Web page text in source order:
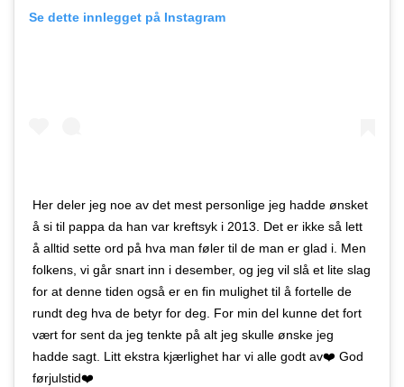
Se dette innlegget på Instagram
Her deler jeg noe av det mest personlige jeg hadde ønsket
å si til pappa da han var kreftsyk i 2013. Det er ikke så lett
å alltid sette ord på hva man føler til de man er glad i. Men
folkens, vi går snart inn i desember, og jeg vil slå et lite slag
for at denne tiden også er en fin mulighet til å fortelle de
rundt deg hva de betyr for deg. For min del kunne det fort
vært for sent da jeg tenkte på alt jeg skulle ønske jeg
hadde sagt. Litt ekstra kjærlighet har vi alle godt av❤️ God
førjulstid❤️